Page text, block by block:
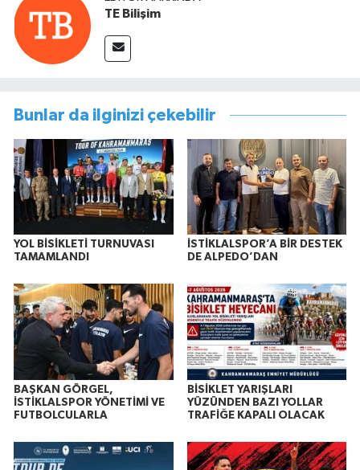
TE Bilişim
Bunlar da ilginizi çekebilir
YOL BİSİKLETİ TURNUVASI
TAMAMLANDI
İSTİKLALSPOR’A BİR DESTEK
DE ALPEDO’DAN
BAŞKAN GÖRGEL,
İSTİKLALSPOR YÖNETİMİ VE
FUTBOLCULARLA
BİSİKLET YARIŞLARI
YÜZÜNDEN BAZI YOLLAR
TRAFİĞE KAPALI OLACAK